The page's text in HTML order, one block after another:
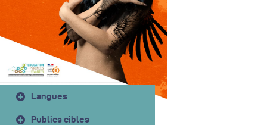
Langues
Publics cibles